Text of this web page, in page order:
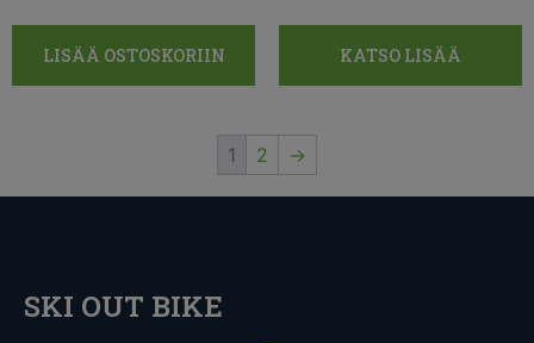
LISÄÄ OSTOSKORIIN KATSO LISÄÄ
1 2 →
SKI OUT BIKE